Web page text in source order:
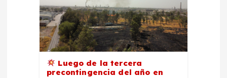
Luego de la tercera
precontingencia del año en